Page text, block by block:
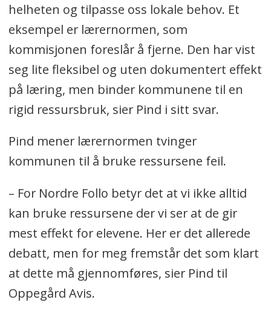
helheten og tilpasse oss lokale behov. Et
eksempel er lærernormen, som
kommisjonen foreslår å fjerne. Den har vist
seg lite fleksibel og uten dokumentert effekt
på læring, men binder kommunene til en
rigid ressursbruk, sier Pind i sitt svar.
Pind mener lærernormen tvinger
kommunen til å bruke ressursene feil.
– For Nordre Follo betyr det at vi ikke alltid
kan bruke ressursene der vi ser at de gir
mest effekt for elevene. Her er det allerede
debatt, men for meg fremstår det som klart
at dette må gjennomføres, sier Pind til
Oppegård Avis.